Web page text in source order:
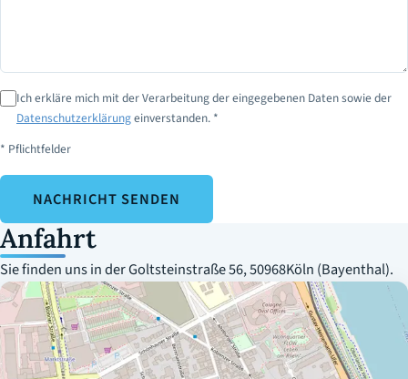
Ich erkläre mich mit der Verarbeitung der eingegebenen Daten sowie der
Datenschutzerklärungeinverstanden. *
* Pflichtfelder
NACHRICHT SENDEN
Anfahrt
Sie finden uns in der Goltsteinstraße 56, 50968Köln (Bayenthal).